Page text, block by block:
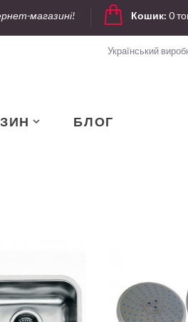
Кошик: 0
магазині!
Український
БЛОГ